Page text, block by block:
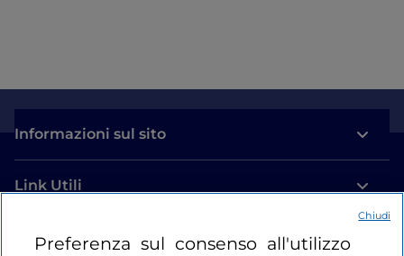
Informazioni sul sito
Link Utili
Login
Preferenza sul consenso all'utilizzo
Chiudi